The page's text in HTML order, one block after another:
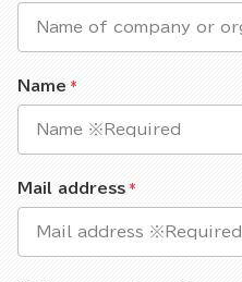
Name
Mail address